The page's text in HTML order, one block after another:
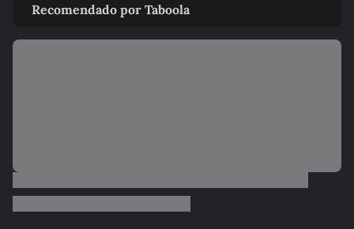
paciente recém-operada em...
CIDADES
tentar sequestrar criança...
Recomendado por Taboola